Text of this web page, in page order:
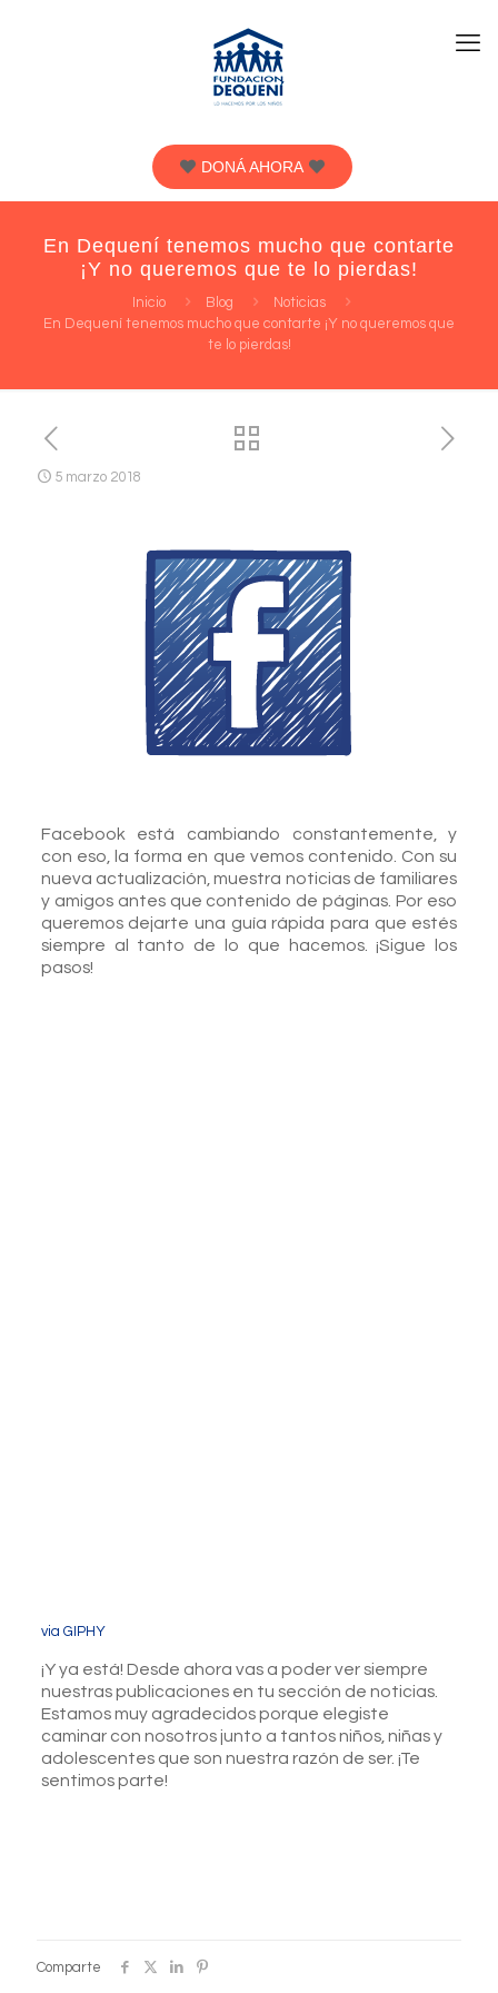
DONÁ AHORA
En Dequení tenemos mucho que contarte
¡Y no queremos que te lo pierdas!
Inicio Blog
Noticias
En Dequení tenemos mucho que contarte ¡Y no queremos que
te lo pierdas!
5 marzo 2018
Facebook está cambiando constantemente, y
con eso, la forma en que vemos contenido. Con su
nueva actualización, muestra noticias de familiares
y amigos antes que contenido de páginas. Por eso
queremos dejarte una guía rápida para que estés
siempre al tanto de lo que hacemos. ¡Sigue los
pasos!
via GIPHY
¡Y ya está! Desde ahora vas a poder ver siempre
nuestras publicaciones en tu sección de noticias.
Estamos muy agradecidos porque elegiste
caminar con nosotros junto a tantos niños, niñas y
adolescentes que son nuestra razón de ser. ¡Te
sentimos parte!
Comparte